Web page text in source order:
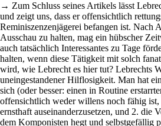
→ Zum Schluss seines Artikels lässt
und zeigt uns, dass er offensichtlich
Reminiszenzenjägerei befangen ist. Nach
Ausschau zu halten, mag ein hübscher
auch tatsächlich Interessantes zu Tage
halten, wenn diese Tätigkeit mit solch
wird, wie Lebrecht es hier tut? Lebrechts
uneingestandener Hilflosigkeit. Man hat
sich (oder besser: einen in Routine
offensichtlich weder willens noch fähig
ernsthaft auseinanderzusetzen, und 2. die
dem Komponisten hegt und selbstgefällig